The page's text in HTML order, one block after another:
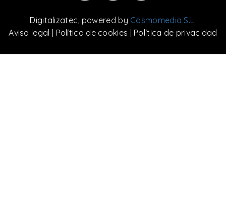
Digitalizatec, powered by Cosmomedia S.L.
Aviso legal
Política de cookies Política de privacidad